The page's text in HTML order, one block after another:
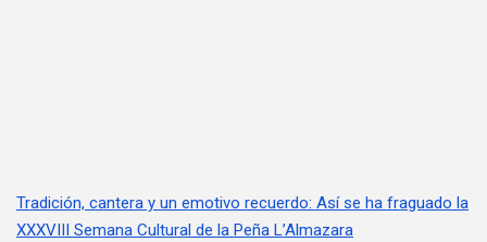
Tradición, cantera y un emotivo recuerdo: Así se ha fraguado la
XXXVIII Semana Cultural de la Peña L’Almazara